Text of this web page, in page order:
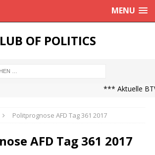
MENU
OF POLITICS
*** Aktuelle
Politprognose AFD Tag 361 2017
AFD Tag 361 2017